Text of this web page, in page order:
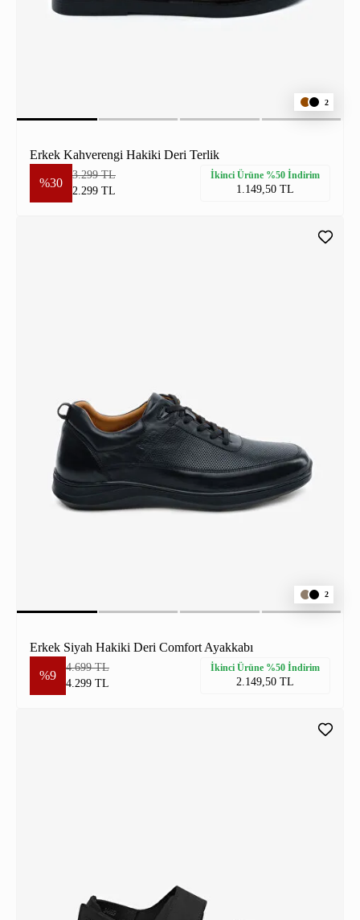
2
Erkek Kahverengi Hakiki Deri Terlik
%30
3.299 TL
2.299 TL
İkinci Ürüne %50 İndirim
1.149,50 TL
2
Erkek Siyah Hakiki Deri Comfort Ayakkabı
%9
4.699 TL
4.299 TL
İkinci Ürüne %50 İndirim
2.149,50 TL